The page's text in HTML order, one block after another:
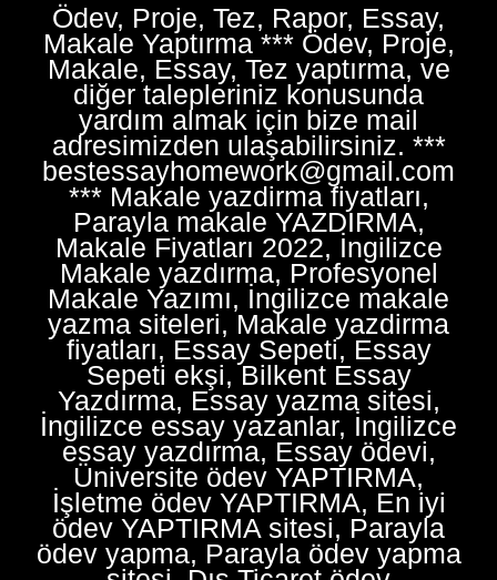
Ödev, Proje, Tez, Rapor, Essay,
Makale Yaptırma *** Ödev, Proje,
Makale, Essay, Tez yaptırma, ve
diğer talepleriniz konusunda
yardım almak için bize mail
adresimizden ulaşabilirsiniz. ***
bestessayhomework@gmail.com
*** Makale yazdirma fiyatları,
Parayla makale YAZDIRMA,
Makale Fiyatları 2022, İngilizce
Makale yazdırma, Profesyonel
Makale Yazımı, İngilizce makale
yazma siteleri, Makale yazdirma
fiyatları, Essay Sepeti, Essay
Sepeti ekşi, Bilkent Essay
Yazdırma, Essay yazma sitesi,
İngilizce essay yazanlar, İngilizce
essay yazdırma, Essay ödevi,
Üniversite ödev YAPTIRMA,
İşletme ödev YAPTIRMA, En iyi
ödev YAPTIRMA sitesi, Parayla
ödev yapma, Parayla ödev yapma